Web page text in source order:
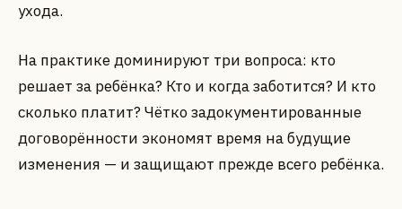
ухода.
На практике доминируют три вопроса: кто
решает за ребёнка? Кто и когда заботится? И кто
сколько платит? Чётко задокументированные
договорённости экономят время на будущие
изменения — и защищают прежде всего ребёнка.